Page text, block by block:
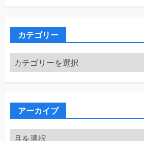
カテゴリー
カ
テ
ゴ
アーカイブ
ア